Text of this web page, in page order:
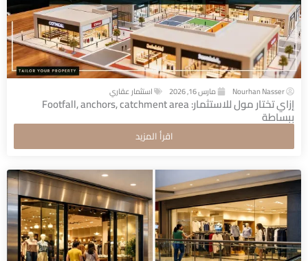
Nourhan Nasser مارس 16, 2026 استثمار عقاري
إزاي تختار مول للاستثمار: Footfall, anchors, catchment area
ببساطة
اقرأ المزيد